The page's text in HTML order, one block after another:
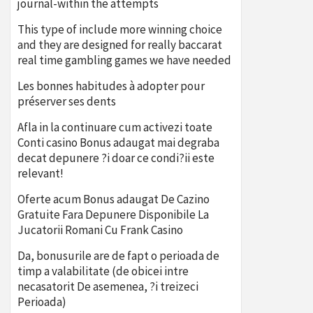
journal-within the attempts
This type of include more winning choice
and they are designed for really baccarat
real time gambling games we have needed
Les bonnes habitudes à adopter pour
préserver ses dents
Afla in la continuare cum activezi toate
Conti casino Bonus adaugat mai degraba
decat depunere ?i doar ce condi?ii este
relevant!
Oferte acum Bonus adaugat De Cazino
Gratuite Fara Depunere Disponibile La
Jucatorii Romani Cu Frank Casino
Da, bonusurile are de fapt o perioada de
timp a valabilitate (de obicei intre
necasatorit De asemenea, ?i treizeci
Perioada)